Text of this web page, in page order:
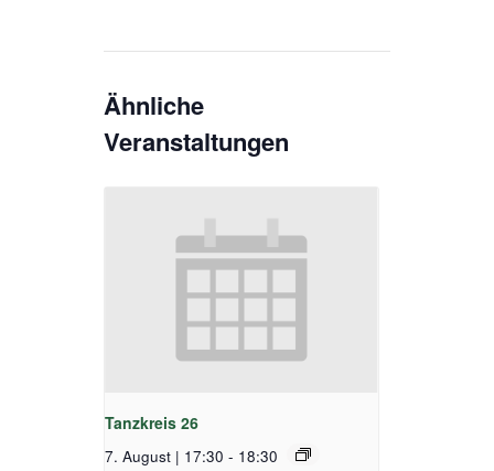
Ähnliche
Veranstaltungen
Tanzkreis 26
7. August | 17:30 - 18:30